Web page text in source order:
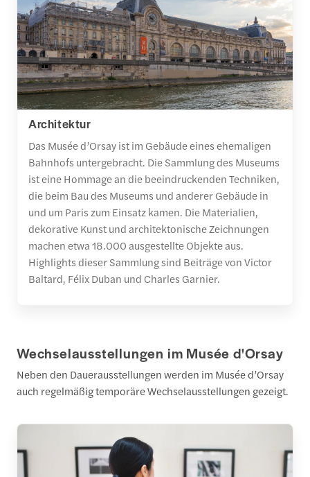
Architektur
Das Musée d’Orsay ist im Gebäude eines ehemaligen
Bahnhofs untergebracht. Die Sammlung des Museums
ist eine Hommage an die beeindruckenden Techniken,
die beim Bau des Museums und anderer Gebäude in
und um Paris zum Einsatz kamen. Die Materialien,
dekorative Kunst und architektonische Zeichnungen
machen etwa 18.000 ausgestellte Objekte aus.
Highlights dieser Sammlung sind Beiträge von Victor
Baltard, Félix Duban und Charles Garnier.
Wechselausstellungen im Musée d'Orsay
Neben den Dauerausstellungen werden im Musée d’Orsay
auch regelmäßig temporäre Wechselausstellungen gezeigt.